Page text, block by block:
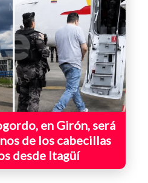
en Girón, será
de los cabecillas
desde Itagüí